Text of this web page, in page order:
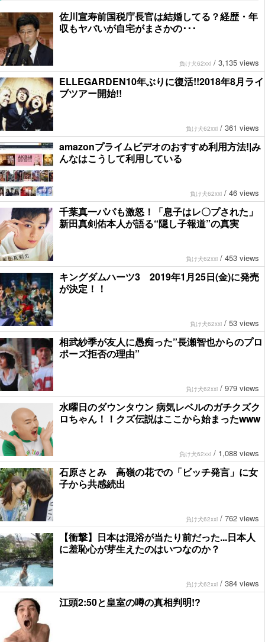
佐川宣寿前国税庁長官は結婚してる？経歴・年
収もヤバいが自宅がまさかの･･･
負け犬62xxi / 3,135 views
ELLEGARDEN10年ぶりに復活!!2018年8月ライ
ブツアー開始!!
負け犬62xxi / 361 views
amazonプライムビデオのおすすめ利用方法!|み
んなはこうして利用している
負け犬62xxi / 46 views
千葉真一パパも激怒！「息子はレ〇プされた」
新田真剣佑本人が語る“隠し子報道”の真実
負け犬62xxi / 453 views
キングダムハーツ3 2019年1月25日(金)に発売
が決定！！
負け犬62xxi / 53 views
相武紗季が友人に愚痴った”長瀬智也からのプロ
ポーズ拒否の理由”
負け犬62xxi / 979 views
水曜日のダウンタウン 病気レベルのガチクズク
ロちゃん！！クズ伝説はここから始まったwww
負け犬62xxi / 1,088 views
石原さとみ 高嶺の花での「ビッチ発言」に女
子から共感続出
負け犬62xxi / 762 views
【衝撃】日本は混浴が当たり前だった...日本人
に羞恥心が芽生えたのはいつなのか？
負け犬62xxi / 384 views
江頭2:50と皇室の噂の真相判明!?